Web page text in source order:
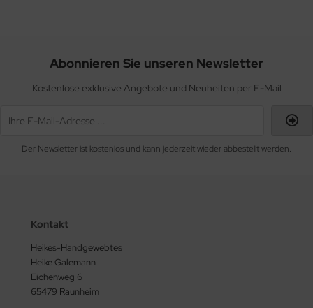
Abonnieren Sie unseren Newsletter
Kostenlose exklusive Angebote und Neuheiten per E-Mail
Der Newsletter ist kostenlos und kann jederzeit wieder abbestellt werden.
Kontakt
Heikes-Handgewebtes
Heike Galemann
Eichenweg 6
65479 Raunheim